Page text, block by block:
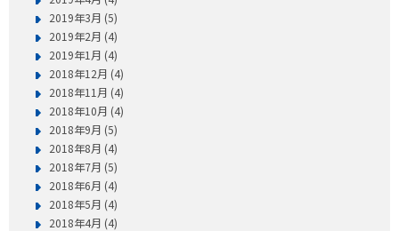
2019年3月 (5)
2019年2月 (4)
2019年1月 (4)
2018年12月 (4)
2018年11月 (4)
2018年10月 (4)
2018年9月 (5)
2018年8月 (4)
2018年7月 (5)
2018年6月 (4)
2018年5月 (4)
2018年4月 (4)